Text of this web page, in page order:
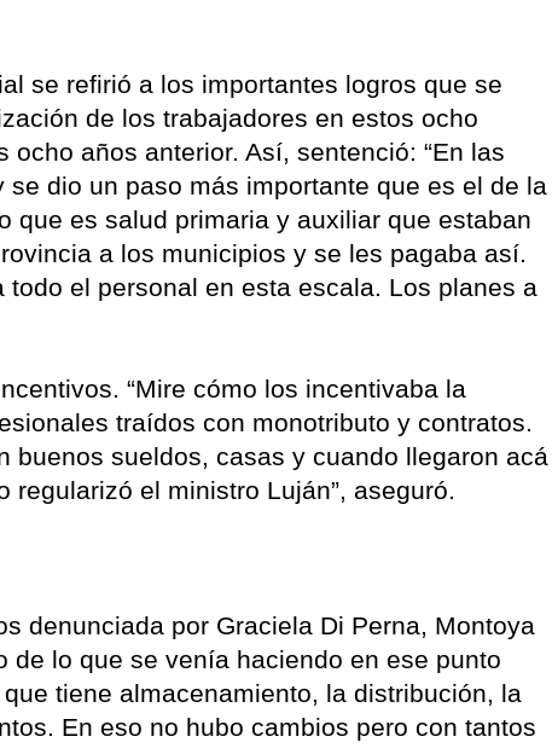
se refirió a los importantes logros que se
de los trabajadores en estos ocho
años anterior. Así, sentenció: “En las
dio un paso más importante que es el de la
que es salud primaria y auxiliar que estaban
a los municipios y se les pagaba así.
el personal en esta escala. Los planes a
“Mire cómo los incentivaba la
traídos con monotributo y contratos.
buenos sueldos, casas y cuando llegaron acá
el ministro Luján”, aseguró.
denunciada por Graciela Di Perna, Montoya
de lo que se venía haciendo en ese punto
tiene almacenamiento, la distribución, la
En eso no hubo cambios pero con tantos